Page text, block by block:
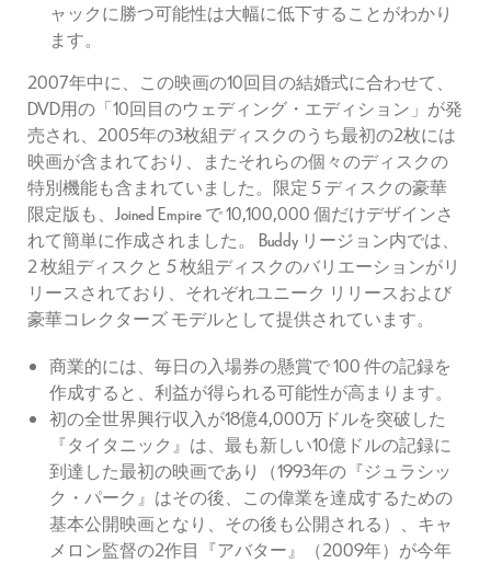
ャックに勝つ可能性は大幅に低下することがわかり
ます。
2007年中に、この映画の10回目の結婚式に合わせて、
DVD用の「10回目のウェディング・エディション」が発
売され、2005年の3枚組ディスクのうち最初の2枚には
映画が含まれており、またそれらの個々のディスクの
特別機能も含まれていました。限定 5 ディスクの豪華
限定版も、Joined Empire で 10,100,000 個だけデザインさ
れて簡単に作成されました。 Buddy リージョン内では、
2 枚組ディスクと 5 枚組ディスクのバリエーションがリ
リースされており、それぞれユニーク リリースおよび
豪華コレクターズ モデルとして提供されています。
商業的には、毎日の入場券の懸賞で 100 件の記録を
作成すると、利益が得られる可能性が高まります。
初の全世界興行収入が18億4,000万ドルを突破した
『タイタニック』は、最も新しい10億ドルの記録に
到達した最初の映画であり（1993年の『ジュラシッ
ク・パーク』はその後、この偉業を達成するための
基本公開映画となり、その後も公開される）、キャ
メロン監督の2作目『アバター』（2009年）が今年